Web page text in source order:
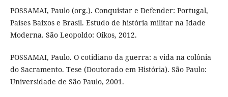
POSSAMAI, Paulo (org.). Conquistar e Defender: Portugal,
Países Baixos e Brasil. Estudo de história militar na Idade
Moderna. São Leopoldo: Oikos, 2012.
POSSAMAI, Paulo. O cotidiano da guerra: a vida na colônia
do Sacramento. Tese (Doutorado em História). São Paulo:
Universidade de São Paulo, 2001.